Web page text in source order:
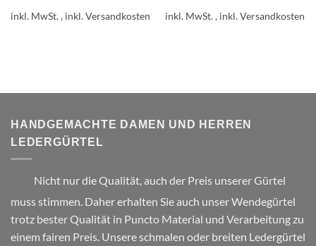
Produkt
können
der
gewählt
inkl. MwSt.
Produkt
können
gewählt
inkl. MwSt.
HANDGEMACHTE DAMEN UND HERREN
LEDERGÜRTEL
Nicht nur die Qualität, auch der Preis unserer Gürtel
muss stimmen. Daher erhalten Sie auch unser Wendegürtel
trotz bester Qualität in Puncto Material und Verarbeitung zu
einem fairen Preis. Unsere schmalen oder breiten Ledergürtel